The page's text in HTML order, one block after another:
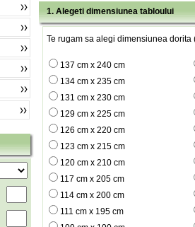
1. Alegeti dimensiunea tabloului
Te rugam sa alegi dimensiunea dorita
137 cm x 240 cm
134 cm x 235 cm
131 cm x 230 cm
129 cm x 225 cm
126 cm x 220 cm
123 cm x 215 cm
120 cm x 210 cm
117 cm x 205 cm
114 cm x 200 cm
111 cm x 195 cm